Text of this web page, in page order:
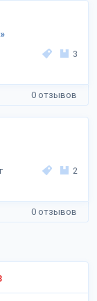
3
0 отзывов
2
0 отзывов